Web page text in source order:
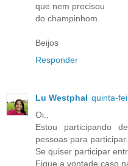
que nem precisou
do champinhom.
Beijos
Responder
Lu Westphal quinta-
Oi..
Estou participando
pessoas para
Se quiser participar
Fique a vontade caso